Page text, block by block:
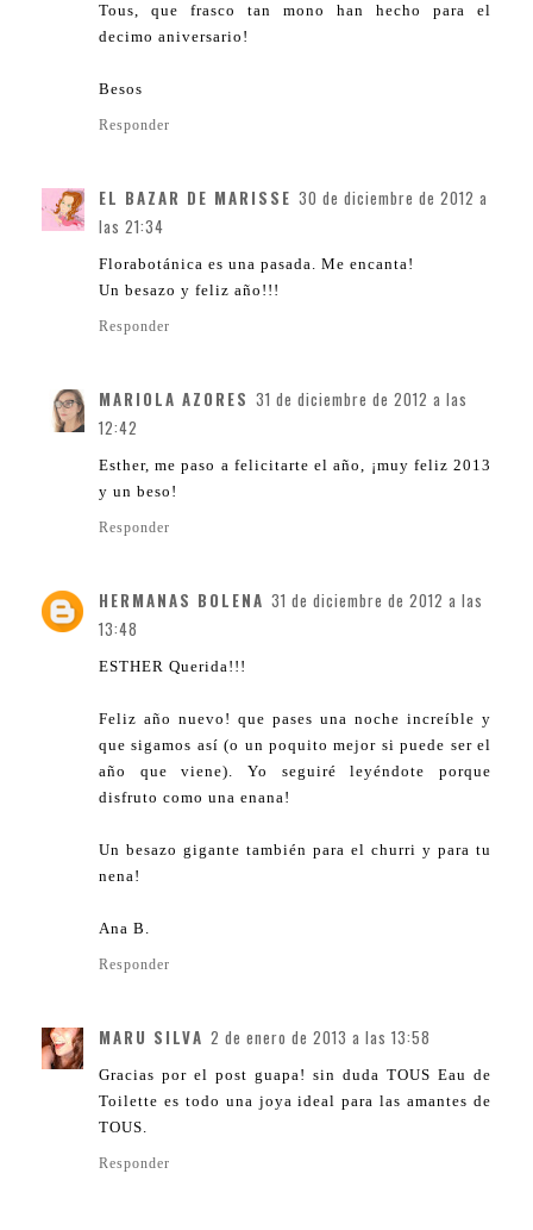
Tous, que frasco tan mono han hecho para el
decimo aniversario!
Besos
Responder
EL BAZAR DE MARISSE 30 de diciembre de 2012 a
las 21:34
Florabotánica es una pasada. Me encanta!
Un besazo y feliz año!!!
Responder
MARIOLA AZORES 31 de diciembre de 2012 a las
12:42
Esther, me paso a felicitarte el año, ¡muy feliz 2013
y un beso!
Responder
HERMANAS BOLENA 31 de diciembre de 2012 a las
13:48
ESTHER Querida!!!
Feliz año nuevo! que pases una noche increíble y
que sigamos así (o un poquito mejor si puede ser el
año que viene). Yo seguiré leyéndote porque
disfruto como una enana!
Un besazo gigante también para el churri y para tu
nena!
Ana B.
Responder
MARU SILVA 2 de enero de 2013 a las 13:58
Gracias por el post guapa! sin duda TOUS Eau de
Toilette es todo una joya ideal para las amantes de
TOUS.
Responder